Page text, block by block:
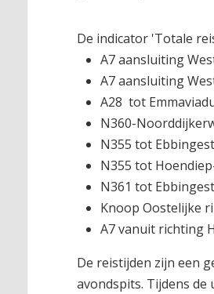
De indicator 'Totale
A7 aansluiting
A7 aansluiting
A28 tot
N360-
N355 tot
N355 tot
N361 tot
Knoop Oostelijke
A7 vanuit richting
De reistijden zijn een
avondspits. Tijdens